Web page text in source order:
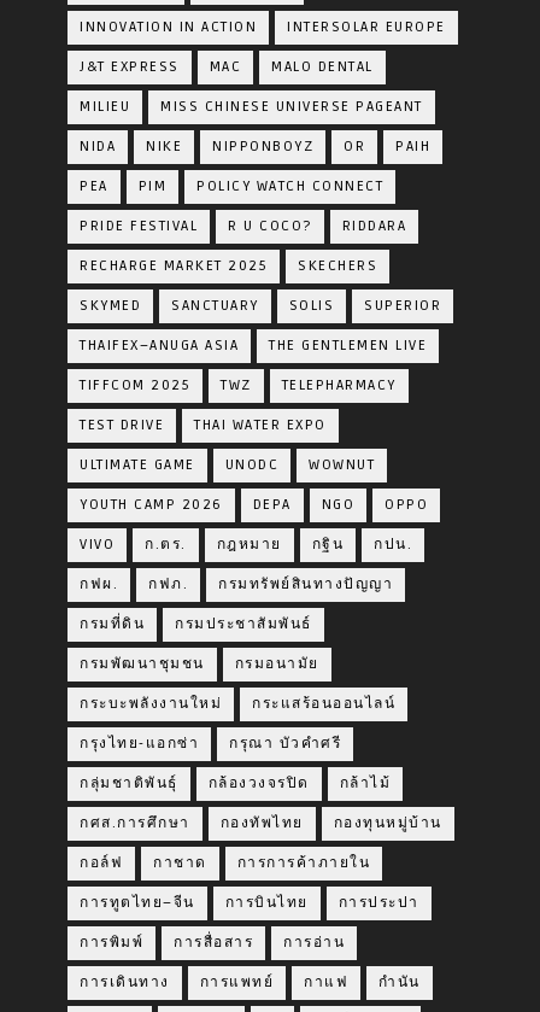
INNOVATION IN ACTION INTERSOLAR EUROPE
J&T EXPRESS MAC MALO DENTAL
MILIEU MISS CHINESE UNIVERSE PAGEANT
NIDA NIKE NIPPONBOYZ OR PAIH
PEA PIM POLICY WATCH CONNECT
PRIDE FESTIVAL R U COCO? RIDDARA
RECHARGE MARKET 2025 SKECHERS
SKYMED SANCTUARY SOLIS SUPERIOR
THAIFEX–ANUGA ASIA THE GENTLEMEN LIVE
TIFFCOM 2025 TWZ TELEPHARMACY
TEST DRIVE THAI WATER EXPO
ULTIMATE GAME UNODC WOWNUT
YOUTH CAMP 2026 DEPA NGO OPPO
VIVO ก.ตร. กฎหมาย กฐิน กปน.
กฟผ. กฟภ. กรมทรัพย์สินทางปัญญา
กรมที่ดิน กรมประชาสัมพันธ์
กรมพัฒนาชุมชน กรมอนามัย
กระบะพลังงานใหม่ กระแสร้อนออนไลน์
กรุงไทย-แอกซ่า กรุณา บัวคำศรี
กลุ่มชาติพันธุ์ กล้องวงจรปิด กล้าไม้
กศส.การศึกษา กองทัพไทย กองทุนหมู่บ้าน
กอล์ฟ กาชาด การการค้าภายใน
การทูตไทย–จีน การบินไทย การประปา
การพิมพ์ การสื่อสาร การอ่าน
การเดินทาง การแพทย์ กาแฟ กำนัน